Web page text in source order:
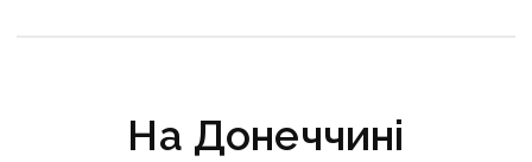
На Донеччині